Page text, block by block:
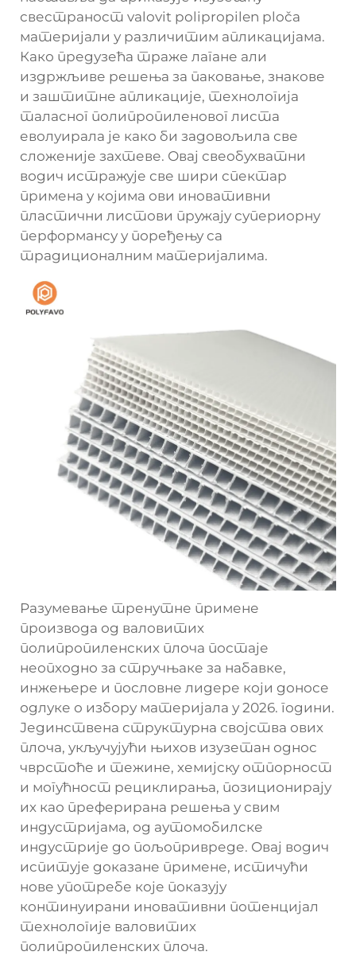
свестраност valovit polipropilen ploča
материјали у различитим апликацијама.
Како предузећа траже лагане али
издржљиве решења за паковање, знакове
и заштитне апликације, технологија
таласног полипропиленовог листа
еволуирала је како би задовољила све
сложеније захтеве. Овај свеобухватни
водич истражује све шири спектар
примена у којима ови иновативни
пластични листови пружају супериорну
перформансу у поређењу са
традиционалним материјалима.
Разумевање тренутне примене
производа од валовитих
полипропиленских плоча постаје
неопходно за стручњаке за набавке,
инжењере и пословне лидере који доносе
одлуке о избору материјала у 2026. години.
Јединствена структурна својства ових
плоча, укључујући њихов изузетан однос
чврстоће и тежине, хемијску отпорност
и могућност рециклирања, позиционирају
их као преферирана решења у свим
индустријама, од аутомобилске
индустрије до пољопривреде. Овај водич
испитује доказане примене, истичући
нове употребе које показују
континуирани иновативни потенцијал
технологије валовитих
полипропиленских плоча.